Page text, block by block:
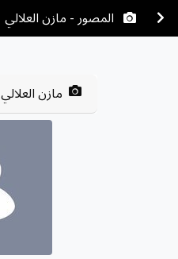
المصور - مازن العلالي
مازن العلالي